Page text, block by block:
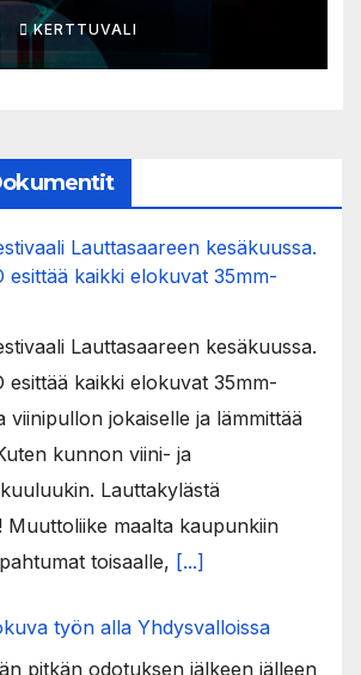
KERTTUVALI
Lauttasaareen kesäkuussa.
esittää kaikki elokuvat 35mm-
Lauttasaareen kesäkuussa.
esittää kaikki elokuvat 35mm-
viinipullon jokaiselle ja lämmittää
kunnon viini- ja
Lauttakylästä
Muuttoliike maalta kaupunkiin
toisaalle, [...]
työn alla Yhdysvalloissa
pitkän odotuksen jälkeen jälleen